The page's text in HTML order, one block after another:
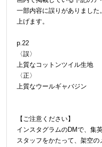
一部内容に誤りがありました
上げます。
p.22
〈誤〉
上質なコットンツイル生地
〈正〉
上質なウールギャバジン
【ご注意ください】
インスタグラムのDMで、集
スタッフをかたって、架空